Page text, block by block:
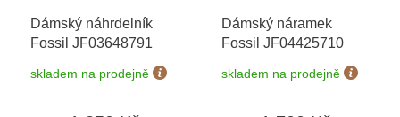
Dámský náhrdelník
Fossil JF03648791
skladem na prodejně
Dámský náramek
Fossil JF04425710
skladem na prodejně